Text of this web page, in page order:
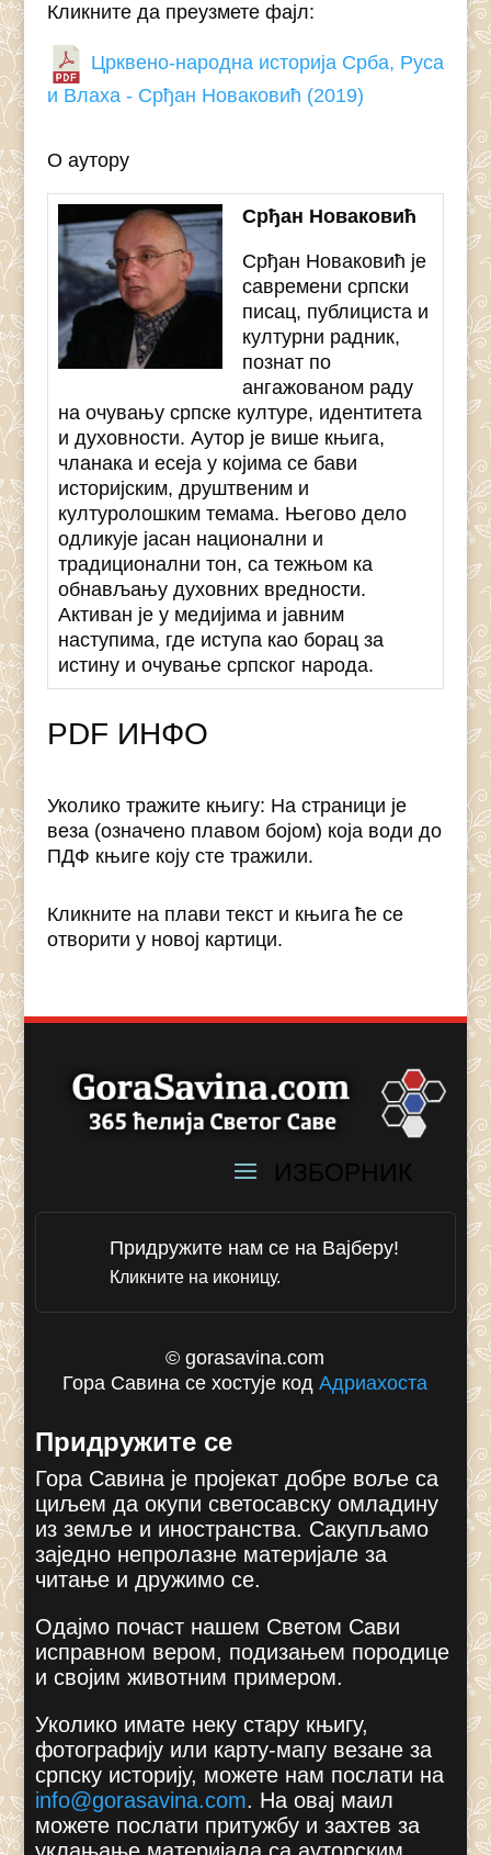
Кликните да преузмете фајл:
Црквено-народна историја Срба, Руса
и Влаха - Срђан Новаковић (2019)
О аутору
Срђан Новаковић
Срђан Новаковић је
савремени српски
писац, публициста и
културни радник,
познат по
ангажованом раду
на очувању српске културе, идентитета
и духовности. Аутор је више књига,
чланака и есеја у којима се бави
историјским, друштвеним и
културолошким темама. Његово дело
одликује јасан национални и
традиционални тон, са тежњом ка
обнављању духовних вредности.
Активан је у медијима и јавним
наступима, где иступа као борац за
истину и очување српског народа.
PDF ИНФО
Уколико тражите књигу: На страници је
веза (означено плавом бојом) која води до
ПДФ књиге коју сте тражили.
Кликните на плави текст и књига ће се
отворити у новој картици.
Придружите нам се на Вајберу!
Кликните на иконицу.
© gorasavina.com
Гора Савина се хостује кодАдриахоста
Придружите се
Гора Савина је пројекат добре воље са
циљем да окупи светосавску омладину
из земље и иностранства. Сакупљамо
заједно непролазне материјале за
читање и дружимо се.
Одајмо почаст нашем Светом Сави
исправном вером, подизањем породице
и својим животним примером.
Уколико имате неку стару књигу,
фотографију или карту-мапу везане за
српску историју, можете нам послати на
info@gorasavina.com. На овај маил
можете послати притужбу и захтев за